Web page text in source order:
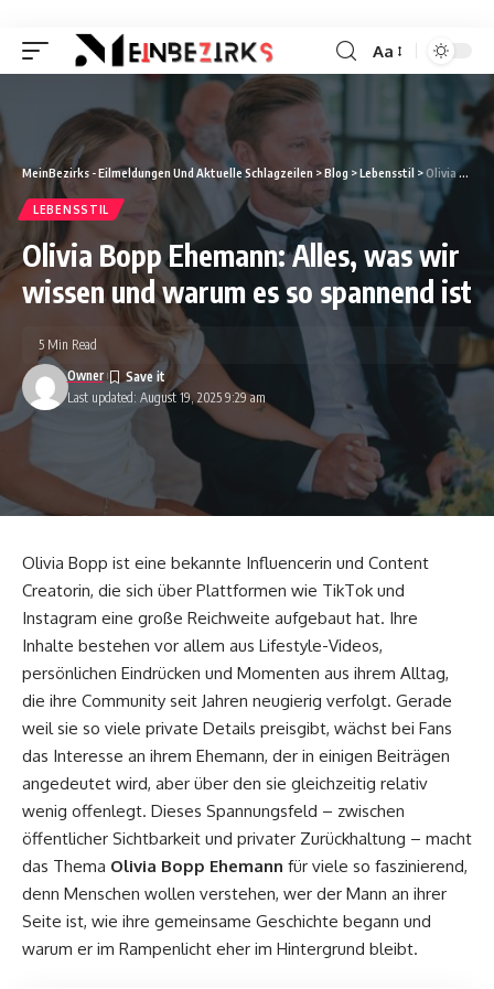
Font
Aa
MeinBezirks - Eilmeldungen Und Aktuelle Schlagzeilen >Blog >Lebensstil >Olivia Bopp Ehemann: Alles, was wir wissen und warum es so spannend ist
LEBENSSTIL
Olivia Bopp Ehemann: Alles, was wir
wissen und warum es so spannend ist
Last updated: August 19, 2025 9:29 am
Owner
5 Min Read
Olivia Bopp ist eine bekannte Influencerin und Content
Creatorin, die sich über Plattformen wie TikTok und
Instagram eine große Reichweite aufgebaut hat. Ihre
Inhalte bestehen vor allem aus Lifestyle-Videos,
persönlichen Eindrücken und Momenten aus ihrem Alltag,
die ihre Community seit Jahren neugierig verfolgt. Gerade
weil sie so viele private Details preisgibt, wächst bei Fans
das Interesse an ihrem Ehemann, der in einigen Beiträgen
angedeutet wird, aber über den sie gleichzeitig relativ
wenig offenlegt. Dieses Spannungsfeld – zwischen
öffentlicher Sichtbarkeit und privater Zurückhaltung – macht
das Thema Olivia Bopp Ehemann für viele so faszinierend,
denn Menschen wollen verstehen, wer der Mann an ihrer
Seite ist, wie ihre gemeinsame Geschichte begann und
warum er im Rampenlicht eher im Hintergrund bleibt.